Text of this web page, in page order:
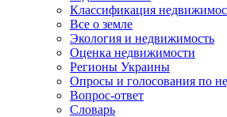
Классификация
Все о земле
Экология и недвижимость
Оценка недвижимости
Регионы Украины
Опросы и голосования по
Вопрос-ответ
Словарь